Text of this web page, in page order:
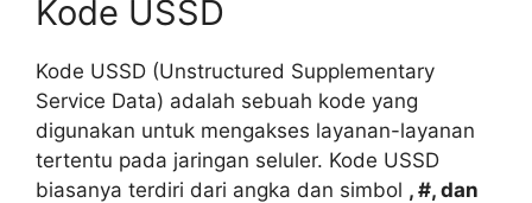
Kode USSD
Kode USSD (Unstructured Supplementary
Service Data) adalah sebuah kode yang
digunakan untuk mengakses layanan-layanan
tertentu pada jaringan seluler. Kode USSD
biasanya terdiri dari angka dan simbol , #, dan